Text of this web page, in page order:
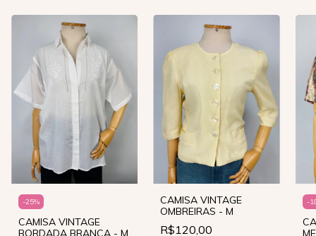
-25%
CAMISA VINTAGE
BORDADA BRANCA - M
CAMISA VINTAGE
OMBREIRAS - M
R$120,00
-